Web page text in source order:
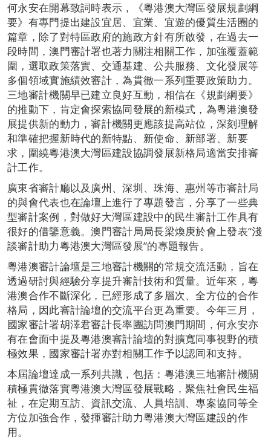
何永安在開幕致詞時表示，《粵港澳大灣區發展規劃綱
要》有專門提出建設宜居、宜業、宜遊的優質生活圈的
篇章，除了對特區政府的施政方針有所啟發，在過去一
段時間，澳門審計署也著力關注相關工作，加強覆蓋範
圍，選取政策落實、交通基建、公共服務、文化發展等
多個領域實施績效審計，為貫徹一系列重要政策助力。
三地審計機關早已建立良好互動，相信在《規劃綱要》
的推動下，肯定會探索協同發展的新模式，為粵港澳發
展提供新的動力，審計機關更應該提高站位，深刻理解
和準確把握新時代的新特點、新使命、新部署、新要
求，圍繞粵港澳大灣區建設協調發展新格局適當安排審
計工作。
廣東省審計廳以及廣州、深圳、珠海、惠州等市審計局
的與會代表也在論壇上進行了專題發言，分享了一些典
型審計案例，對做好大灣區建設中的民生審計工作具有
很好的借鑒意義。澳門審計局局長梁煥庚於會上發表“淺
談審計助力粵港澳大灣區發展”的專題報告。
粵港澳審計論壇是三地審計機關的常規交流活動，旨在
透過研討與經驗分享提升審計技術和質量。近年來，粵
港澳合作不斷深化，已經形成了多層次、全方位的合作
格局，因此審計論壇的交流平台更為重要。今年三月，
國家審計署胡澤君審計長率團訪問澳門期間，何永安亦
有在會面中提及粵港澳審計論壇的對擴寬同事視野的積
極效果，國家審計署亦對相關工作予以認同和支持。
本屆論壇達成一系列共識，包括：粵港澳三地審計機關
積極貫徹落實粵港澳大灣區發展戰略，聚焦社會民生福
祉，在定期互訪、資訊交流、人員培訓、專案協同等全
方位加強合作，發揮審計助力粵港澳大灣區建設的作
用。